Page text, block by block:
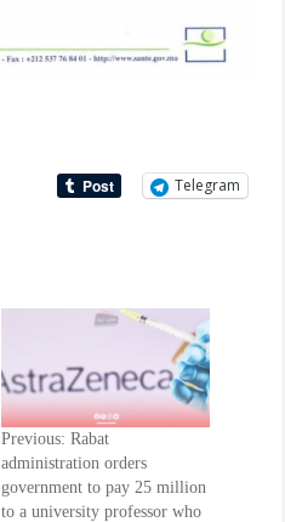
Telegram
Previous: Rabat
administration orders
government to pay 25 million
to a university professor who